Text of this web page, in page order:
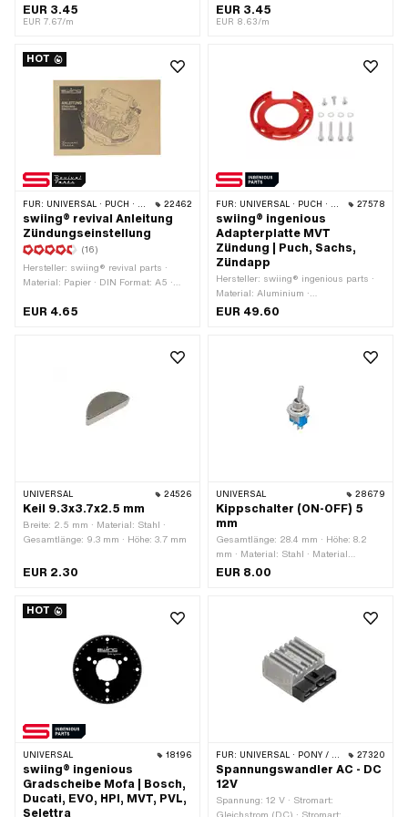
5 mm · Farbe: schwarz · Entstört: Nein
· Subkategorie: Zündkabel
EUR 3.45
EUR 7.67/m
Material: Kupfer · Farbe: schwarz · Ø
Kabel: 7 mm · Entstört: Nein ·
EUR 3.45
EUR 8.63/m
HOT
FÜR: UNIVERSAL · PUCH · SACHS · PIAGGIO · ZÜNDAPP BELMONDO 22462
swiing® revival Anleitung
Zündungseinstellung
(16)
Hersteller: swiing® revival parts ·
Material: Papier · DIN Format: A5 ·
Deutsch
EUR 4.65
FÜR: UNIVERSAL · PUCH · SACHS · ZÜNDAPP BELMONDO 27578
swiing® ingenious
Adapterplatte MVT
Zündung | Puch, Sachs,
Zündapp
Hersteller: swiing® ingenious parts ·
Material: Aluminium ·
Anwendungsbereich: Tuning ·
EUR 49.60
UNIVERSAL 24526
Keil 9.3x3.7x2.5 mm
Breite: 2.5 mm · Material: Stahl ·
Gesamtlänge: 9.3 mm · Höhe: 3.7 mm
EUR 2.30
UNIVERSAL 28679
Kippschalter (ON-OFF) 5
mm
Gesamtlänge: 28.4 mm · Höhe: 8.2
mm · Material: Stahl · Material
Gehäuse: Stahl · Oberfläche:
Befestigungsloch: 5 mm · Funktionen:
Anzahl Stellungen: 2 Stk. · Breite: 5.5
mm · Gewindeart: MF5x0.75
(Feingewinde)
EUR 8.00
HOT
UNIVERSAL 18196
swiing® ingenious
Gradscheibe Mofa | Bosch,
Ducati, EVO, HPI, MVT, PVL,
Selettra
FÜR: UNIVERSAL · PONY / CILO (BETA 521 & 512) · TOMOS 27320
Spannungswandler AC - DC
12V
Spannung: 12 V · Stromart:
Gleichstrom (DC) · Stromart: